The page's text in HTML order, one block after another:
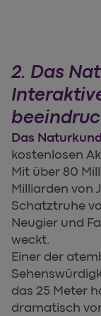
2. Das
Das
kostenlosen
Mit über 80
Milliarden von
Schatztruhe
Neugier und
weckt.
Einer der
das 25 Meter
dramatisch